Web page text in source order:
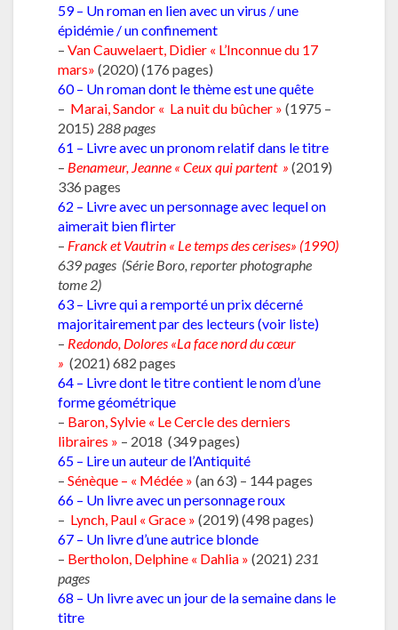
59 – Un roman en lien avec un virus / une
épidémie / un confinement
– Van Cauwelaert, Didier « L’Inconnue du 17
mars» (2020) (176 pages)
60 – Un roman dont le thème est une quête
– Marai, Sandor « La nuit du bûcher » (1975 –
2015) 288 pages
61 – Livre avec un pronom relatif dans le titre
– Benameur, Jeanne « Ceux qui partent » (2019)
336 pages
62 – Livre avec un personnage avec lequel on
aimerait bien flirter
– Franck et Vautrin « Le temps des cerises» (1990)
639 pages (Série Boro, reporter photographe
tome 2)
63 – Livre qui a remporté un prix décerné
majoritairement par des lecteurs (voir liste)
– Redondo, Dolores «La face nord du cœur
» (2021) 682 pages
64 – Livre dont le titre contient le nom d’une
forme géométrique
– Baron, Sylvie « Le Cercle des derniers
libraires » – 2018 (349 pages)
65 – Lire un auteur de l’Antiquité
– Sénèque – « Médée » (an 63) – 144 pages
66 – Un livre avec un personnage roux
– Lynch, Paul « Grace » (2019) (498 pages)
67 – Un livre d’une autrice blonde
– Bertholon, Delphine « Dahlia » (2021) 231
pages
68 – Un livre avec un jour de la semaine dans le
titre